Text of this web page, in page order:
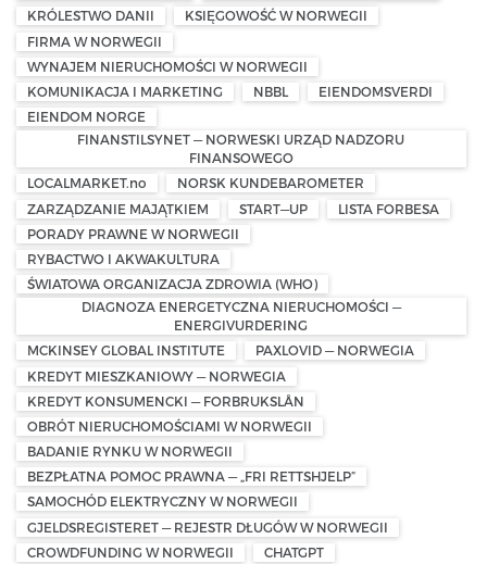
KRÓLESTWO DANII
KSIĘGOWOŚĆ W NORWEGII
FIRMA W NORWEGII
WYNAJEM NIERUCHOMOŚCI W NORWEGII
KOMUNIKACJA I MARKETING
NBBL
EIENDOMSVERDI
EIENDOM NORGE
FINANSTILSYNET — NORWESKI URZĄD NADZORU
FINANSOWEGO
LOCALMARKET.no
NORSK KUNDEBAROMETER
ZARZĄDZANIE MAJĄTKIEM
START—UP
LISTA FORBESA
PORADY PRAWNE W NORWEGII
RYBACTWO I AKWAKULTURA
ŚWIATOWA ORGANIZACJA ZDROWIA (WHO)
DIAGNOZA ENERGETYCZNA NIERUCHOMOŚCI —
ENERGIVURDERING
MCKINSEY GLOBAL INSTITUTE
PAXLOVID — NORWEGIA
KREDYT MIESZKANIOWY — NORWEGIA
KREDYT KONSUMENCKI — FORBRUKSLÅN
OBRÓT NIERUCHOMOŚCIAMI W NORWEGII
BADANIE RYNKU W NORWEGII
BEZPŁATNA POMOC PRAWNA — „FRI RETTSHJELP”
SAMOCHÓD ELEKTRYCZNY W NORWEGII
GJELDSREGISTERET — REJESTR DŁUGÓW W NORWEGII
CROWDFUNDING W NORWEGII
CHATGPT